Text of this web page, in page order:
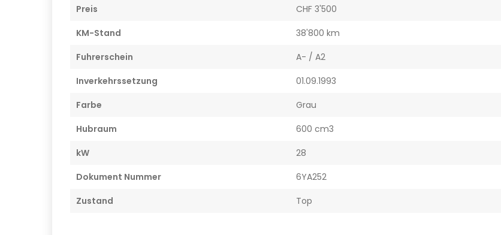
Preis
CHF 3'500
KM-Stand
38'800 km
Fuhrerschein
A- / A2
Inverkehrssetzung
01.09.1993
Farbe
Grau
Hubraum
600 cm3
kW
28
Dokument Nummer
6YA252
Zustand
Top